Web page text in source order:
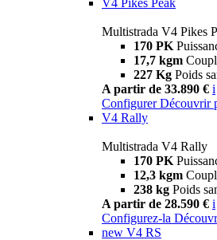
Multistrada V4 Pikes
170 PK
17,7 kgm
227 Kg Poids
A partir de 33.890 € i
Configurer Découvrir
V4 Rally
Multistrada V4 Rally
170 PK
12,3 kgm
238 kg Poids
A partir de 28.590 € i
Configurez-la
new V4 RS